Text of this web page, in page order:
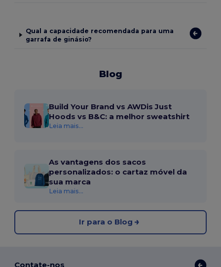
Qual a capacidade recomendada para uma
garrafa de ginásio?
Blog
Build Your Brand vs AWDis Just
Hoods vs B&C: a melhor sweatshirt
Leia mais...
As vantagens dos sacos
personalizados: o cartaz móvel da
sua marca
Leia mais...
Ir para o Blog
Contate-nos